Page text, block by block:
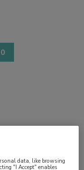
data, like browsing
"I Accept" enables